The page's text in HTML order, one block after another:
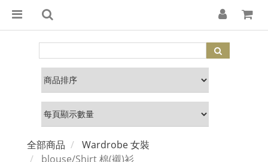
全部商品
Wardrobe 女裝
blouse/Shirt 棉(襯)衫